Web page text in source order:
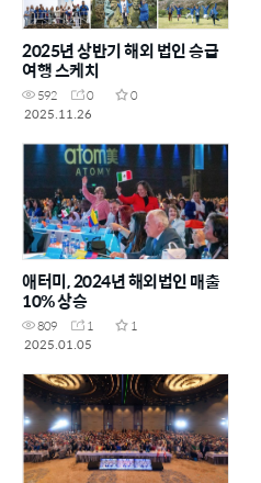
2025년 상반기 해외 법인 승급
여행 스케치
592 0
0
2025.11.26
애터미, 2024년 해외법인 매출
10% 상승
809 1
1
2025.01.05